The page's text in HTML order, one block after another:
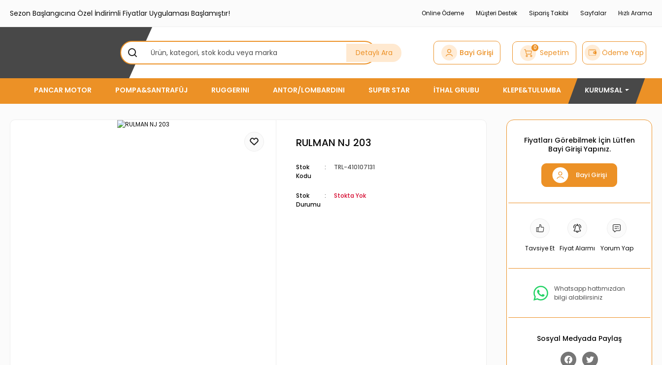
Sezon Başlangıcına Özel İndirimli Fiyatlar Uygulaması Başlamıştır! Online Ödeme Müşteri Destek Sipariş Takibi Sayfalar Hızlı Arama
Detaylı Ara Bayi Girişi 0 Sepetim Ödeme Yap
PANCAR MOTOR POMPA&SANTRAFÜJ RUGGERINI ANTOR/LOMBARDINI SUPER STAR İTHAL GRUBU KLEPE&TULUMBA KURUMSAL
RULMAN NJ 203
Stok
Kodu
TRL-410107131
Stok
Durumu
Stokta Yok
Fiyatları Görebilmek İçin Lütfen
Bayi Girişi Yapınız.
Bayi Girişi
Tavsiye Et Fiyat Alarmı Yorum Yap
Whatsapp hattımızdan
bilgi alabilirsiniz
Sosyal Medyada Paylaş